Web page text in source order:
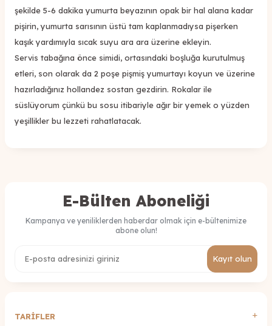
şekilde 5-6 dakika yumurta beyazının opak bir hal alana kadar
pişirin, yumurta sarısının üstü tam kaplanmadıysa pişerken
kaşık yardımıyla sıcak suyu ara ara üzerine ekleyin.
Servis tabağına önce simidi, ortasındaki boşluğa kurutulmuş
etleri, son olarak da 2 poşe pişmiş yumurtayı koyun ve üzerine
hazırladığınız hollandez sostan gezdirin. Rokalar ile
süslüyorum çünkü bu sosu itibariyle ağır bir yemek o yüzden
yeşillikler bu lezzeti rahatlatacak.
E-Bülten Aboneliği
Kampanya ve yeniliklerden haberdar olmak için e-bültenimize
abone olun!
Kayıt olun
TARİFLER